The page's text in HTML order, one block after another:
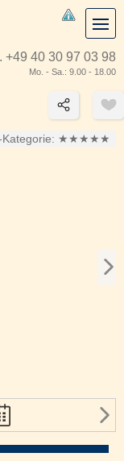
+49 40 30 97 03 98
Mo. - Sa.: 9.00 - 18.00
Kategorie: ★★★★★